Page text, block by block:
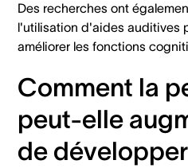
Des recherches ont
l'utilisation d'aides auditives
améliorer les fonctions
Comment la
peut-elle
de